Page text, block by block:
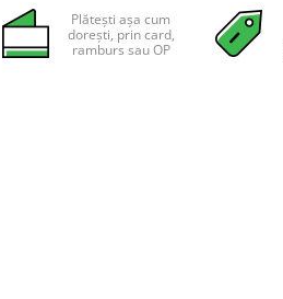
Plătești așa cum
dorești, prin card,
ramburs sau OP